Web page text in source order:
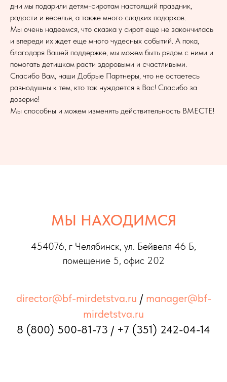
дни мы подарили детям-сиротам настоящий праздник,
радости и веселья, а также много сладких подарков.
Мы очень надеемся, что сказка у сирот еще не закончилась
и впереди их ждет еще много чудесных событий. А пока,
благодаря Вашей поддержке, мы можем быть рядом с ними и
помогать детишкам расти здоровыми и счастливыми.
Спасибо Вам, наши Добрые Партнеры, что не остаетесь
равнодушны к тем, кто так нуждается в Вас! Спасибо за
доверие!
Мы способны и можем изменять действительность ВМЕСТЕ!
МЫ НАХОДИМСЯ
454076, г Челябинск, ул. Бейвеля 46 Б,
помещение 5, офис 202
director@bf-mirdetstva.ru / manager@bf-
mirdetstva.ru
8 (800) 500-81-73 / +7 (351) 242-04-14